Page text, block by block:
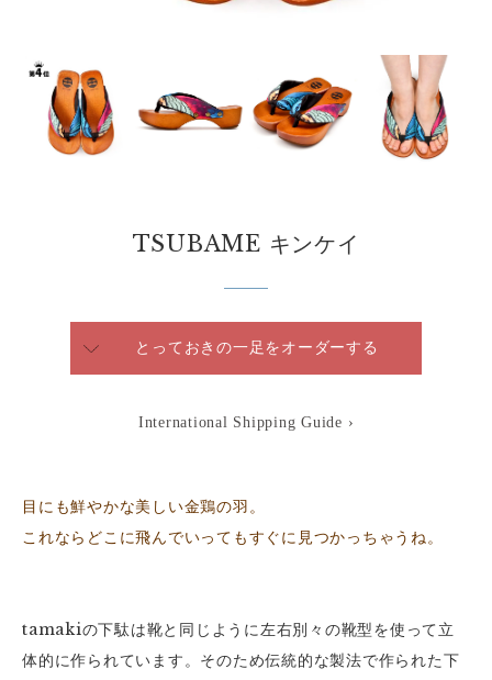
TSUBAME キンケイ
とっておきの一足をオーダーする
International Shipping Guide ›
目にも鮮やかな美しい金鶏の羽。
これならどこに飛んでいってもすぐに見つかっちゃうね。
tamakiの下駄は靴と同じように左右別々の靴型を使って立
体的に作られています。そのため伝統的な製法で作られた下